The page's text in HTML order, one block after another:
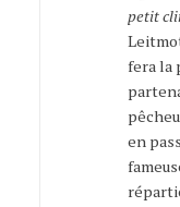
petit
fera la
en